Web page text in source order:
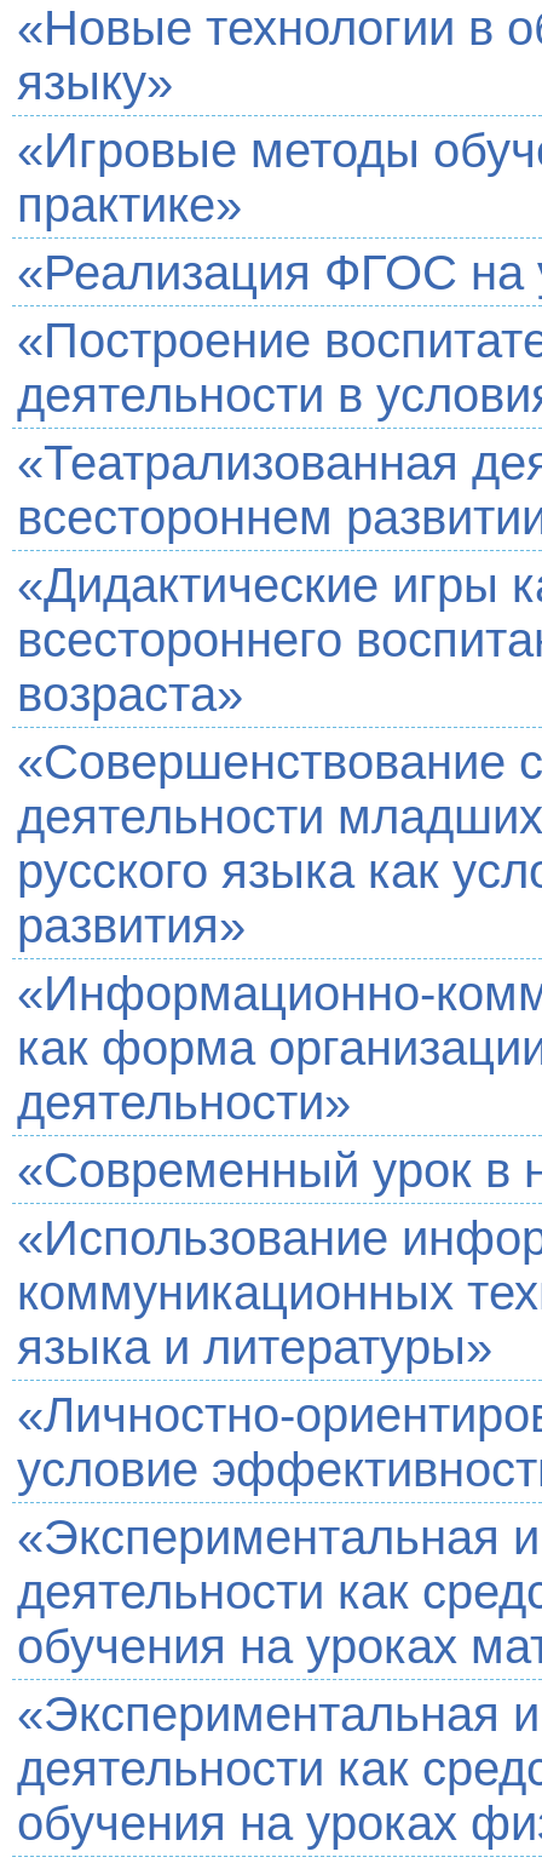
«Новые технологии в
языку»
«Игровые методы
практике»
«Реализация ФГОС на
«Построение
деятельности в
«Театрализованная
всестороннем
«Дидактические игры
всестороннего
возраста»
«Совершенствование
деятельности
русского языка как
развития»
«Информационно-
как форма
деятельности»
«Современный урок в
«Использование
коммуникационных
языка и литературы»
«Личностно-
условие
«Экспериментальная
деятельности как
обучения на уроках
«Экспериментальная
деятельности как
обучения на уроках